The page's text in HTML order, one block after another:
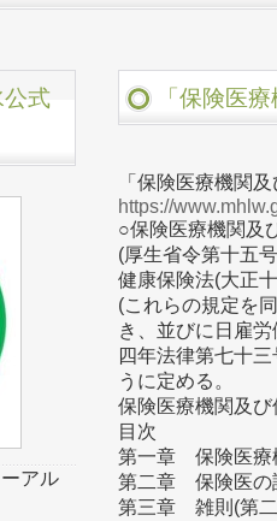
「保険医
「保険医療機関
https://
○保険医療機関及
(厚生省令第十五
健康保険法(大正
(これらの規定を
き、並びに日雇
四年法律第七十
うに定める。
保険医療機関及び
目次
第一章 保険医療
第二章 保険医の
第三章 雑則(第
式
アル